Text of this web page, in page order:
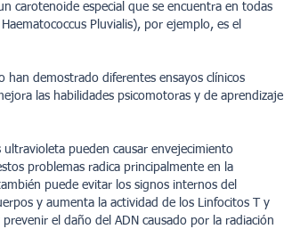
carotenoide especial que se encuentra en todas
Pluvialis), por ejemplo, es el
han demostrado diferentes ensayos clínicos
las habilidades psicomotoras y de aprendizaje
pueden causar envejecimiento
problemas radica principalmente en la
puede evitar los signos internos del
y aumenta la actividad de los Linfocitos T y
el daño del ADN causado por la radiación